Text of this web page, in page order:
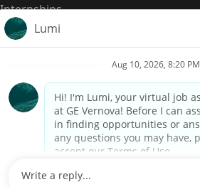
Internships
Entry-Level Positions
All Opportunities
Candidate Privacy Notice
Fraud Alert
Brazil Pay Transparency (Relatório
Accessibility